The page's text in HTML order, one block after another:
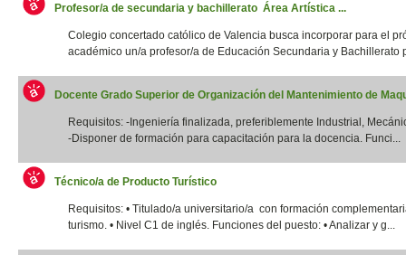
Profesor/a de secundaria y bachillerato Área Artística ...
Colegio concertado católico de Valencia busca incorporar para el
académico un/a profesor/a de Educación Secundaria y Bachillerato
Docente Grado Superior de Organización del Mantenimiento de
Requisitos: -Ingeniería finalizada, preferiblemente Industrial,
-Disponer de formación para capacitación para la docencia. Funci...
Técnico/a de Producto Turístico
Requisitos: • Titulado/a universitario/a con formación
turismo. • Nivel C1 de inglés. Funciones del puesto: • Analizar y g...